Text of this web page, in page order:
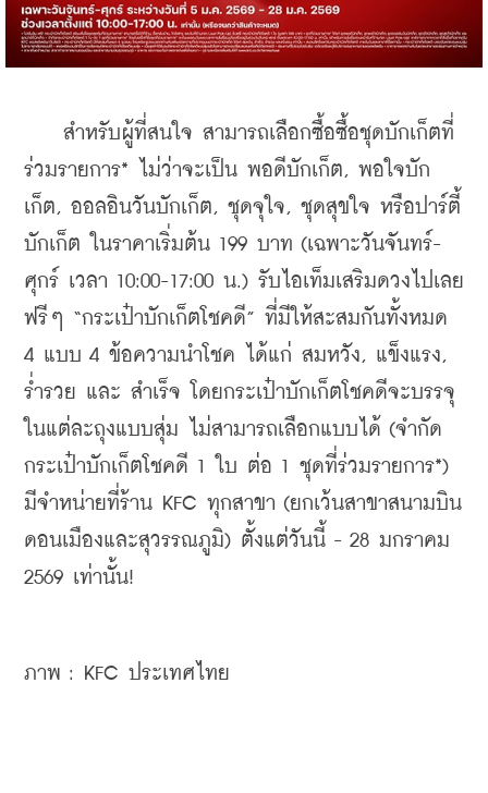
สำหรับผู้ที่สนใจ สามารถเลือกซื้อซื้อชุดบักเก็ตที่
ร่วมรายการ* ไม่ว่าจะเป็น พอดีบักเก็ต, พอใจบัก
เก็ต, ออลอินวันบักเก็ต, ชุดจุใจ, ชุดสุขใจ หรือปาร์ตี้
บักเก็ต ในราคาเริ่มต้น 199 บาท (เฉพาะวันจันทร์-
ศุกร์ เวลา 10:00-17:00 น.) รับไอเท็มเสริมดวงไปเลย
ฟรีๆ “กระเป๋าบักเก็ตโชคดี” ที่มีให้สะสมกันทั้งหมด
4 แบบ 4 ข้อความนำโชค ได้แก่ สมหวัง, แข็งแรง,
ร่ำรวย และ สำเร็จ โดยกระเป๋าบักเก็ตโชคดีจะบรรจุ
ในแต่ละถุงแบบสุ่ม ไม่สามารถเลือกแบบได้ (จำกัด
กระเป๋าบักเก็ตโชคดี 1 ใบ ต่อ 1 ชุดที่ร่วมรายการ*)
มีจำหน่ายที่ร้าน KFC ทุกสาขา (ยกเว้นสาขาสนามบิน
ดอนเมืองและสุวรรณภูมิ) ตั้งแต่วันนี้ - 28 มกราคม
2569 เท่านั้น!
ภาพ : KFC ประเทศไทย